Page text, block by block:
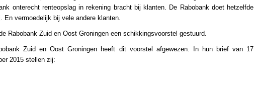
onterecht renteopslag in rekening bracht bij klanten. De Rabobank doet hetzelfde
En vermoedelijk bij vele andere klanten.
Rabobank Zuid en Oost Groningen een schikkingsvoorstel gestuurd.
Zuid en Oost Groningen heeft dit voorstel afgewezen. In hun brief van 17
2015 stellen zij: